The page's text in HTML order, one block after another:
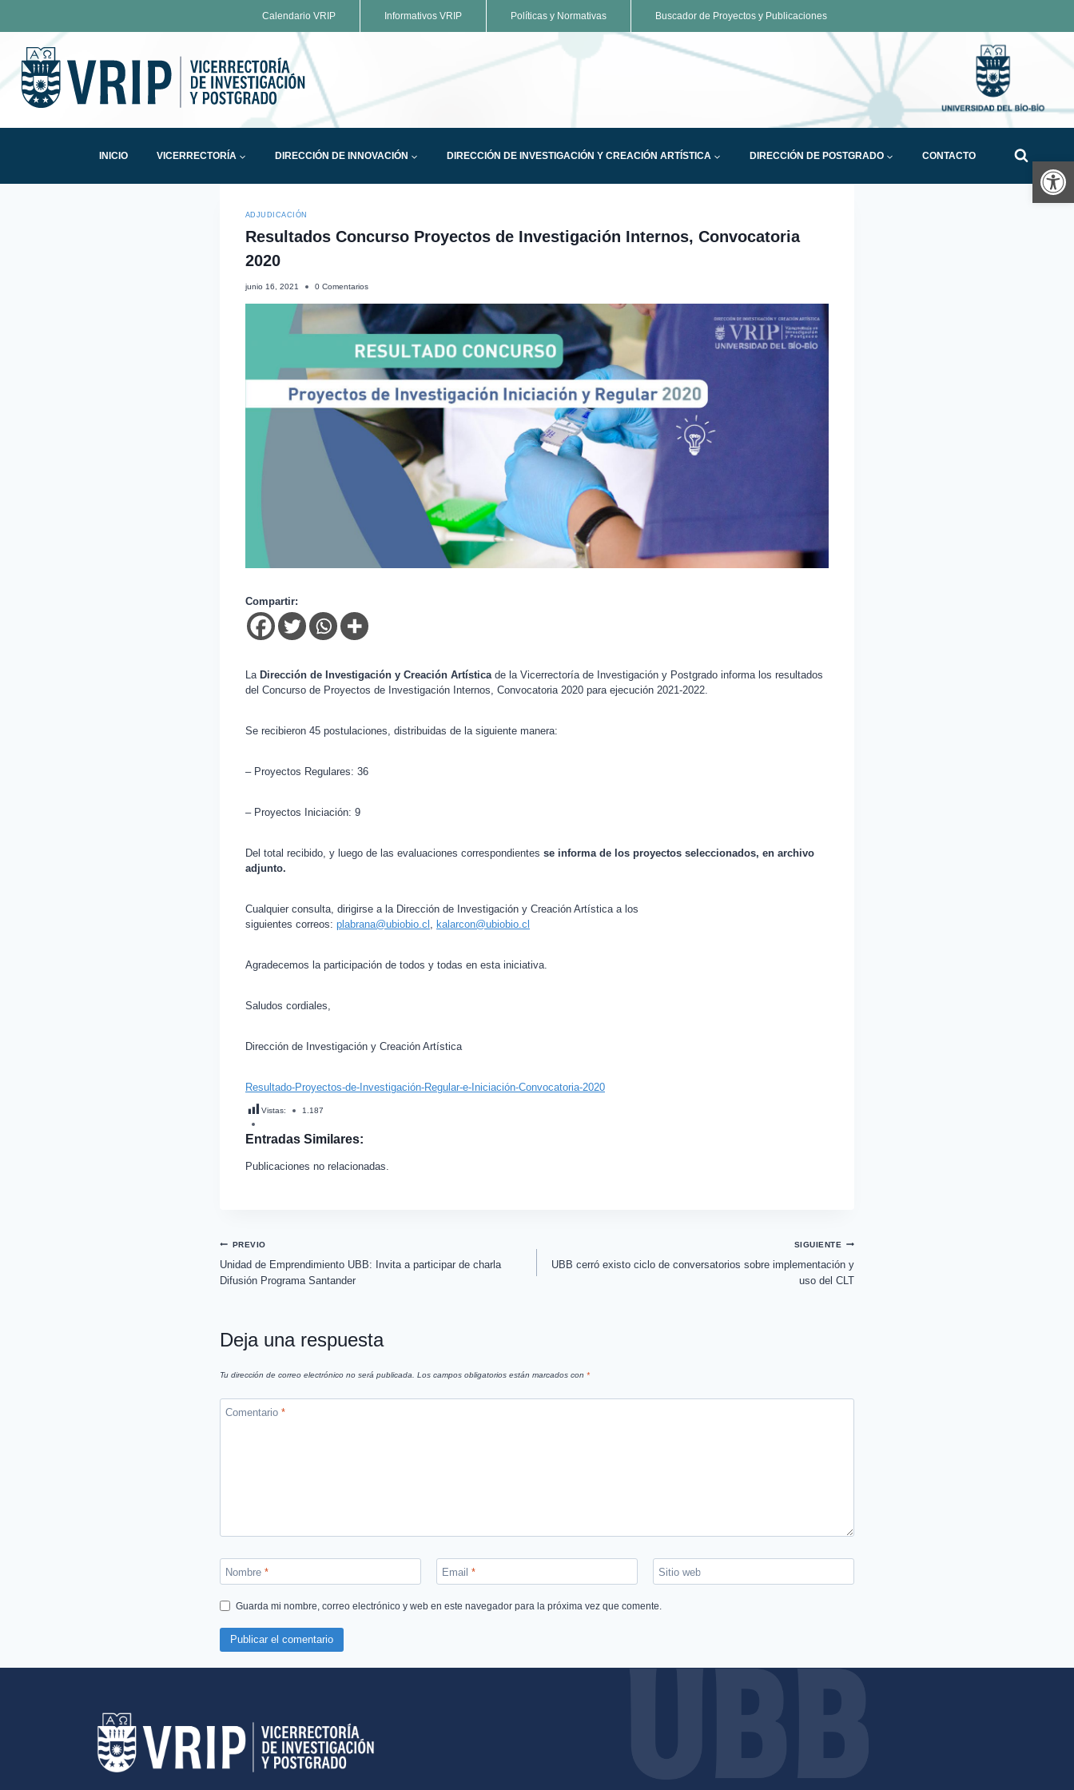
Calendario VRIP Informativos VRIP Políticas y Normativas Buscador de Proyectos y Publicaciones
INICIO VICERRECTORÍA DIRECCIÓN DE INNOVACIÓN DIRECCIÓN DE INVESTIGACIÓN Y CREACIÓN ARTÍSTICA DIRECCIÓN DE POSTGRADO CONTACTO
ADJUDICACIÓN
Resultados Concurso Proyectos de Investigación Internos, Convocatoria
2020
junio 16, 2021 0 Comentarios
Compartir:
La Dirección de Investigación y Creación Artística de la Vicerrectoría de Investigación y Postgrado informa los resultados
del Concurso de Proyectos de Investigación Internos, Convocatoria 2020 para ejecución 2021-2022.
Se recibieron 45 postulaciones, distribuidas de la siguiente manera:
– Proyectos Regulares: 36
– Proyectos Iniciación: 9
Del total recibido, y luego de las evaluaciones correspondientes se informa de los proyectos seleccionados, en archivo
adjunto.
Cualquier consulta, dirigirse a la Dirección de Investigación y Creación Artística a los
siguientes correos: plabrana@ubiobio.cl kalarcon@ubiobio.cl
Agradecemos la participación de todos y todas en esta iniciativa.
Saludos cordiales,
Dirección de Investigación y Creación Artística
Resultado-Proyectos-de-Investigación-Regular-e-Iniciación-Convocatoria-2020
Vistas: 1.187
Entradas Similares:
Publicaciones no relacionadas.
PREVIO
Unidad de Emprendimiento UBB: Invita a participar de charla
Difusión Programa Santander
SIGUIENTE
UBB cerró existo ciclo de conversatorios sobre implementación y
uso del CLT
Deja una respuesta
Tu dirección de correo electrónico no será publicada. Los campos obligatorios están marcados con *
Comentario *
Nombre * Email * Sitio web
Guarda mi nombre, correo electrónico y web en este navegador para la próxima vez que comente.